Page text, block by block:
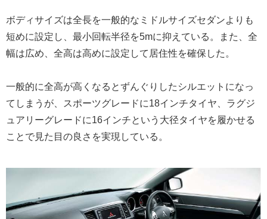
ボディサイズは全長を一般的なミドルサイズセダンよりも
短めに設定し、最小回転半径を5mに抑えている。また、全
幅は広め、全高は高めに設定して居住性を確保した。
一般的に全高が高くなるとずんぐりしたシルエットになっ
てしまうが、スポーツグレードに18インチタイヤ、ラグジ
ュアリーグレードに16インチという大径タイヤを履かせる
ことで見た目の良さを実現している。